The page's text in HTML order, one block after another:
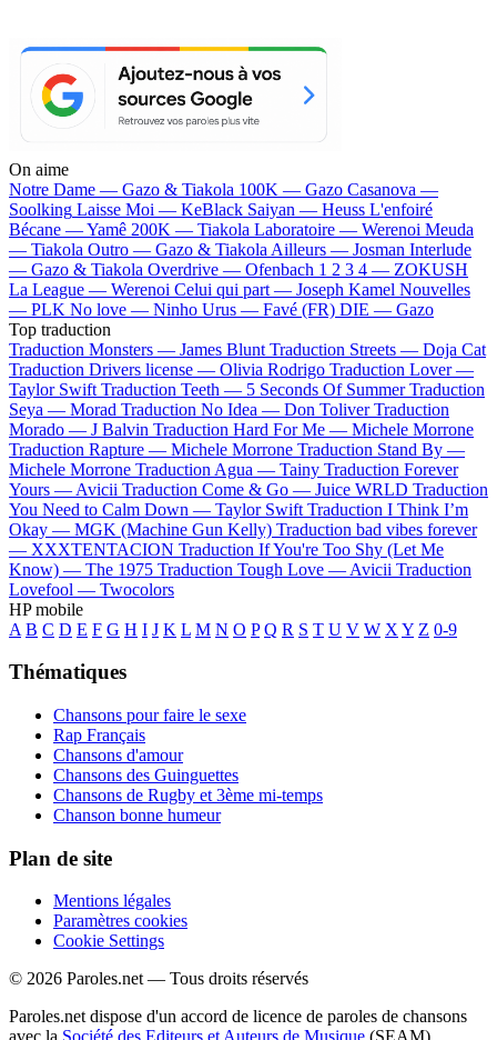
On aime
Notre Dame — Gazo & Tiakola 100K — Gazo Casanova —
Soolking Laisse Moi — KeBlack Saiyan — Heuss L'enfoiré
Bécane —Yamê 200K — Tiakola Laboratoire — Werenoi Meuda
— Tiakola Outro — Gazo & Tiakola Ailleurs — Josman Interlude
— Gazo & Tiakola Overdrive — Ofenbach 1 2 3 4 — ZOKUSH
La League — Werenoi Celui qui part — Joseph Kamel Nouvelles
— PLK No love — Ninho Urus — Favé (FR) DIE — Gazo
Top traduction
Traduction Monsters — James Blunt Traduction Streets — Doja Cat
Traduction Drivers license — Olivia Rodrigo Traduction Lover —
Taylor Swift Traduction Teeth — 5 Seconds Of Summer Traduction
Seya — Morad Traduction No Idea — Don Toliver Traduction
Morado — J Balvin Traduction Hard For Me — Michele Morrone
Traduction Rapture — Michele Morrone Traduction Stand By —
Michele Morrone Traduction Agua — Tainy Traduction Forever
Yours — Avicii Traduction Come & Go — Juice WRLD Traduction
You Need to Calm Down — Taylor Swift Traduction I Think I’m
Okay — MGK (Machine Gun Kelly) Traduction bad vibes forever
— XXXTENTACION Traduction If You're Too Shy (Let Me
Know) — The 1975 Traduction Tough Love — Avicii Traduction
Lovefool — Twocolors
HP mobile
A B C D E F G H I J K L M N O P Q R S T U V W X Y Z 0-9
Thématiques
Chansons pour faire le sexe
Rap Français
Chansons d'amour
Chansons des Guinguettes
Chansons de Rugby et 3ème mi-temps
Chanson bonne humeur
Plan de site
Mentions légales
Paramètres cookies
Cookie Settings
© 2026 Paroles.net — Tous droits réservés
Paroles.net dispose d'un accord de licence de paroles de chansons